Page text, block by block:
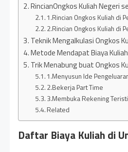
RincianOngkos Kuliah Negeri
1.Rincian Ongkos Kuliah di
2.Rincian Ongkos Kuliah di
Teknik Mengalkulasi Ongkos
Metode Mendapat Biaya
Trik Menabung buat Ongkos
1.Menyusun Ide
2.Bekerja Part Time
3.Membuka Rekening
Related
Daftar Biaya Kuliah di